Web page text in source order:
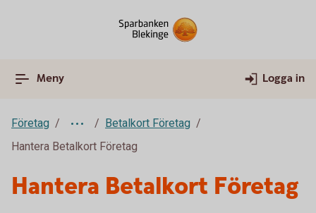
Meny Logga in
Företag
Betalkort Företag
Hantera Betalkort Företag
Hantera Betalkort Företag